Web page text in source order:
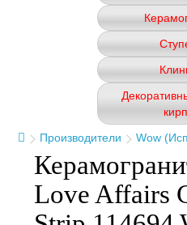
Производители
Wow
Love Affairs